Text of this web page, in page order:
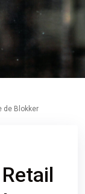
de Blokker